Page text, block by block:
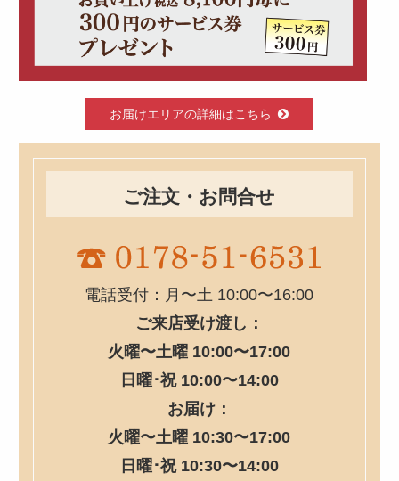
お届けエリアの詳細はこちら
ご注文・お問合せ
電話受付：月〜土 10:00〜16:00
ご来店受け渡し：
火曜〜土曜 10:00〜17:00
日曜･祝 10:00〜14:00
お届け：
火曜〜土曜 10:30〜17:00
日曜･祝 10:30〜14:00